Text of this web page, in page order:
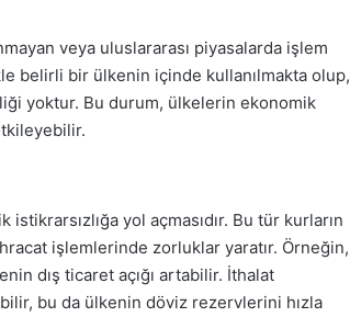
veya uluslararası piyasalarda işlem
belirli bir ülkenin içinde kullanılmakta olup,
yoktur. Bu durum, ülkelerin ekonomik
yol açmasıdır. Bu tür kurların
işlemlerinde zorluklar yaratır. Örneğin,
dış ticaret açığı artabilir. İthalat
bu da ülkenin döviz rezervlerini hızla